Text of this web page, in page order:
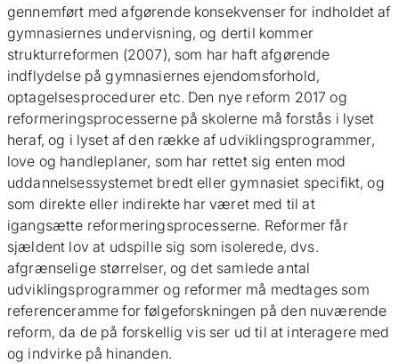
gennemført med afgørende konsekvenser for indholdet af
gymnasiernes undervisning, og dertil kommer
strukturreformen (2007), som har haft afgørende
indflydelse på gymnasiernes ejendomsforhold,
optagelsesprocedurer etc. Den nye reform 2017 og
reformeringsprocesserne på skolerne må forstås i lyset
heraf, og i lyset af den række af udviklingsprogrammer,
love og handleplaner, som har rettet sig enten mod
uddannelsessystemet bredt eller gymnasiet specifikt, og
som direkte eller indirekte har været med til at
igangsætte reformeringsprocesserne. Reformer får
sjældent lov at udspille sig som isolerede, dvs.
afgrænselige størrelser, og det samlede antal
udviklingsprogrammer og reformer må medtages som
referenceramme for følgeforskningen på den nuværende
reform, da de på forskellig vis ser ud til at interagere med
og indvirke på hinanden.